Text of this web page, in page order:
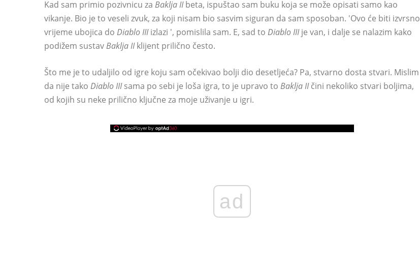
Kad sam primio pozivnicu za Baklja IIbeta, ispuštao sam buku koja se može opisati samo kao
vikanje. Bio je to veseli zvuk, za koji nisam bio sasvim siguran da sam sposoban. 'Ovo će biti izvrsno
vrijeme ubojica do Diablo IIIizlazi ', pomislila sam. E, sad to Diablo IIIje van, i dalje se nalazim kako
podižem sustavBaklja IIklijent prilično često.
Što me je to udaljilo od igre koju sam očekivao bolji dio desetljeća? Pa, stvarno dosta stvari. Mislim
da nije tako Diablo IIIsama po sebi je loša igra, to je upravo to Baklja IIčini nekoliko stvari boljima,
od kojih su neke prilično ključne za moje uživanje u igri.
ad